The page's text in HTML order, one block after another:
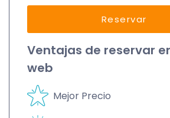
Reservar
Ventajas de reservar
web
Mejor Precio